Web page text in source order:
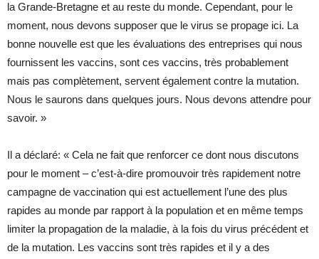
la Grande-Bretagne et au reste du monde. Cependant, pour le
moment, nous devons supposer que le virus se propage ici. La
bonne nouvelle est que les évaluations des entreprises qui nous
fournissent les vaccins, sont ces vaccins, très probablement
mais pas complètement, servent également contre la mutation.
Nous le saurons dans quelques jours. Nous devons attendre pour
savoir. »
Il a déclaré: « Cela ne fait que renforcer ce dont nous discutons
pour le moment – c’est-à-dire promouvoir très rapidement notre
campagne de vaccination qui est actuellement l’une des plus
rapides au monde par rapport à la population et en même temps
limiter la propagation de la maladie, à la fois du virus précédent et
de la mutation. Les vaccins sont très rapides et il y a des